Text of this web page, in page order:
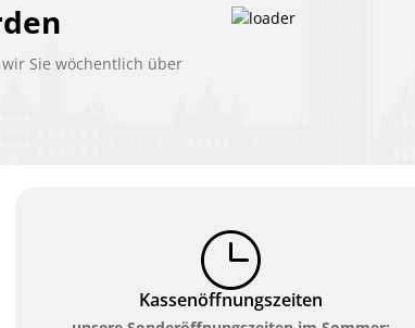
Sie wöchentlich über
Kassenöffnungszeiten